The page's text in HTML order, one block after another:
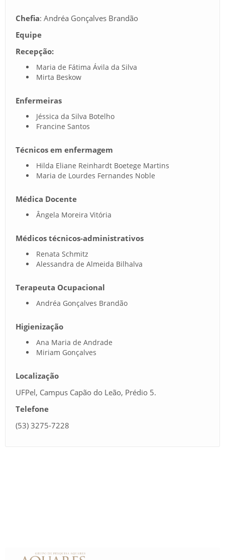
Chefia: Andréa Gonçalves Brandão
Equipe
Recepção:
Maria de Fátima Ávila da Silva
Mirta Beskow
Enfermeiras
Jéssica da Silva Botelho
Francine Santos
Técnicos em enfermagem
Hilda Eliane Reinhardt Boetege Martins
Maria de Lourdes Fernandes Noble
Médica Docente
Ângela Moreira Vitória
Médicos técnicos-administrativos
Renata Schmitz
Alessandra de Almeida Bilhalva
Terapeuta Ocupacional
Andréa Gonçalves Brandão
Higienização
Ana Maria de Andrade
Miriam Gonçalves
Localização
UFPel, Campus Capão do Leão, Prédio 5.
Telefone
(53) 3275-7228